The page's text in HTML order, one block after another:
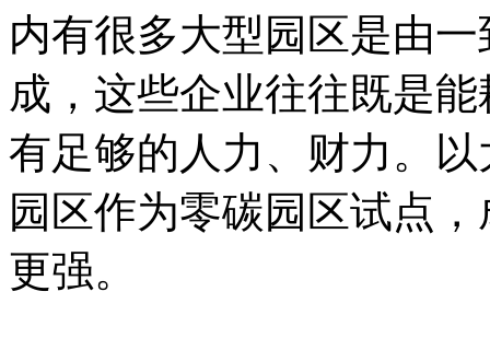
内有很多大型园区是由
成，这些企业往往既是
有足够的人力、财力。
园区作为零碳园区试点
更强。